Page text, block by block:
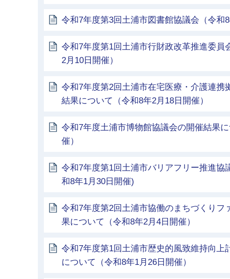
令和7年度第3回土浦市図書館協議会（令和8
令和7年度第1回土浦市行財政改革推進委員
2月10日開催）
令和7年度第2回土浦市在宅医療・介護連携
結果について（令和8年2月18日開催）
令和7年度土浦市博物館協議会の開催結果
催）
令和7年度第1回土浦市バリアフリー推進協
和8年1月30日開催)
令和7年度第2回土浦市協働のまちづくりフ
果について（令和8年2月4日開催）
令和7年度第1回土浦市歴史的風致維持向上
について（令和8年1月26日開催）